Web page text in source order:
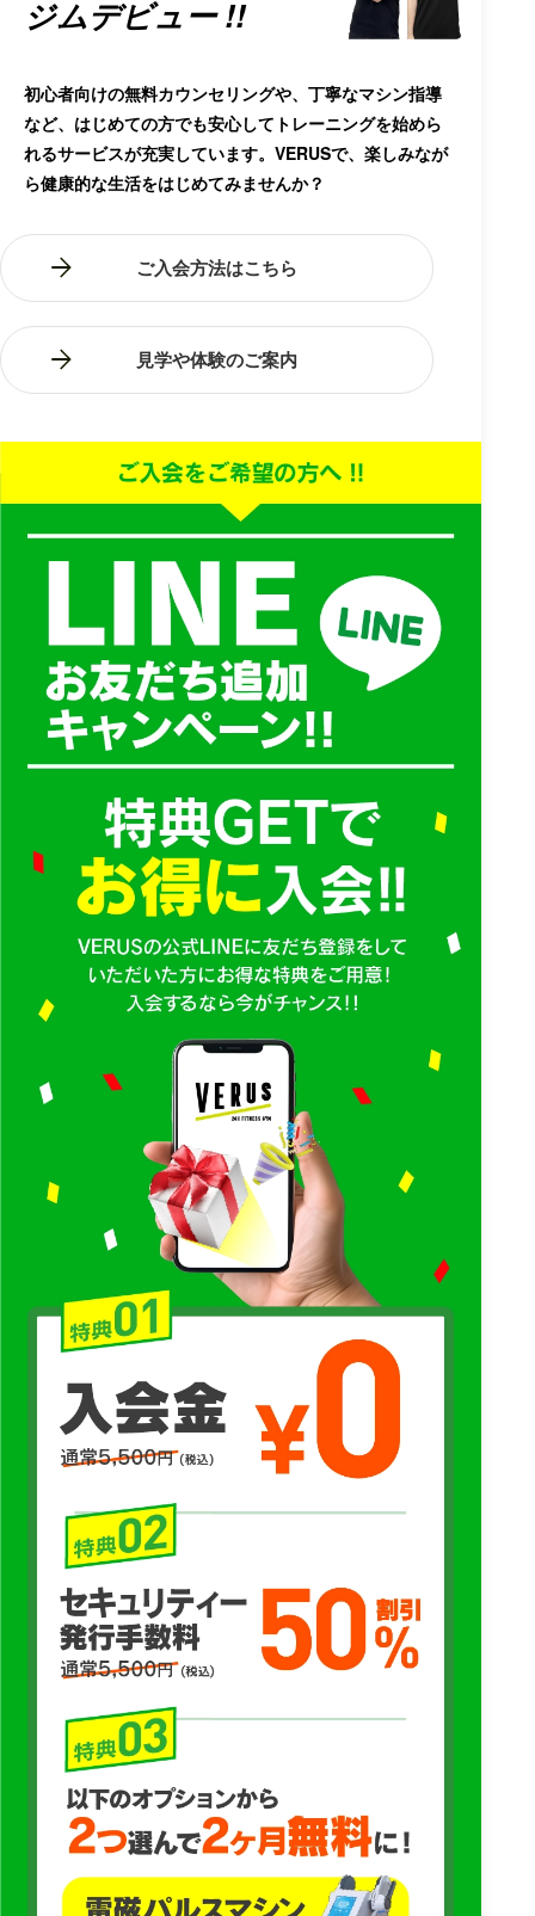
ジムデビュー !!
初心者向けの無料カウンセリングや、丁寧なマシン指導
など、はじめての方でも安心してトレーニングを始めら
れるサービスが充実しています。VERUSで、楽しみなが
ら健康的な生活をはじめてみませんか？
ご入会方法はこちら
見学や体験のご案内